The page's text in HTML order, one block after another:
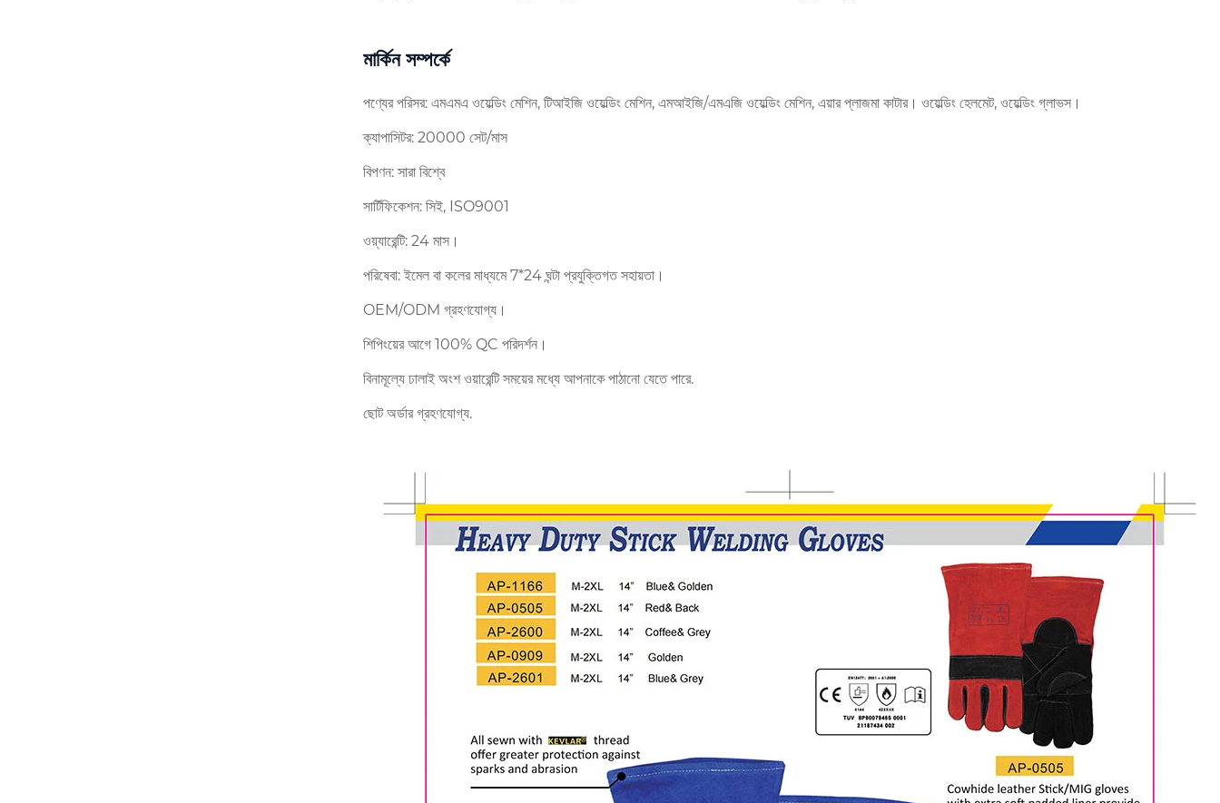
মার্কিন সম্পর্কে
পণ্যের পরিসর: এমএমএ ওয়েল্ডিং মেশিন, টিআইজি ওয়েল্ডিং মেশিন, এমআইজি/এমএজি ওয়েল্ডিং মেশিন, এয়ার প্লাজমা কাটার। ওয়েল্ডিং হেলমেট, ওয়েল্ডিং গ্লাভস।
ক্যাপাসিটর: 20000 সেট/মাস
বিপণন: সারা বিশ্বে
সার্টিফিকেশন: সিই, ISO9001
ওয়্যারেন্টি: 24 মাস।
পরিষেবা: ইমেল বা কলের মাধ্যমে 7*24 ঘন্টা প্রযুক্তিগত সহায়তা।
OEM/ODM গ্রহণযোগ্য।
শিপিংয়ের আগে 100% QC পরিদর্শন।
বিনামূল্যে ঢালাই অংশ ওয়ারেন্টি সময়ের মধ্যে আপনাকে পাঠানো যেতে পারে.
ছোট অর্ডার গ্রহণযোগ্য.